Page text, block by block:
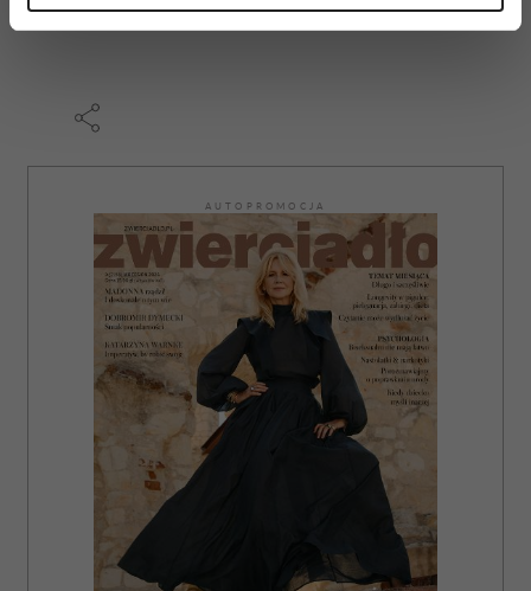
zmienić lub wycofać swoją zgodę w dowolnej chwili.
Wykorzystujemy pliki cookie do spersonalizowania treści
analizować ruch w naszej witrynie. Informacje o tym, jak
korzystasz z naszej witryny, udostępniamy partnerom
społecznościowym, reklamowym i analitycznym.
Partnerzy mogą połączyć te informacje z innymi danymi
otrzymanymi od Ciebie lub uzyskanymi podczas
korzystania z ich usług.
AUTOPROMOCJA